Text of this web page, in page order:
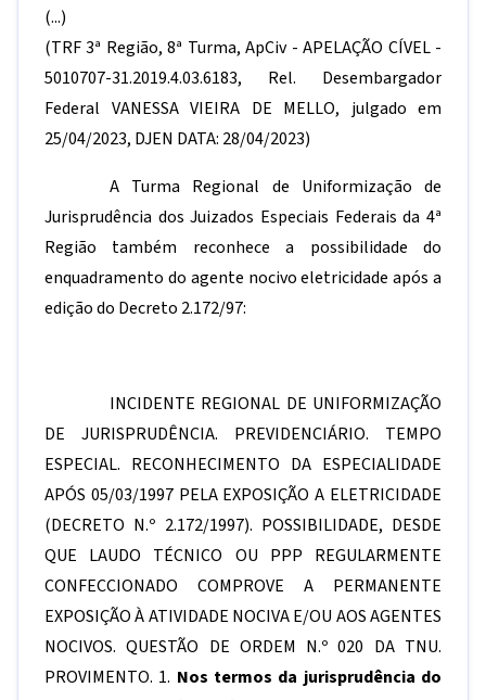
(...)
(TRF 3ª Região, 8ª Turma, ApCiv - APELAÇÃO CÍVEL -
5010707-31.2019.4.03.6183, Rel. Desembargador
Federal VANESSA VIEIRA DE MELLO, julgado em
25/04/2023, DJEN DATA: 28/04/2023)
A Turma Regional de Uniformização de
Jurisprudência dos Juizados Especiais Federais da 4ª
Região também reconhece a possibilidade do
enquadramento do agente nocivo eletricidade após a
edição do Decreto 2.172/97:
INCIDENTE REGIONAL DE UNIFORMIZAÇÃO
DE JURISPRUDÊNCIA. PREVIDENCIÁRIO. TEMPO
ESPECIAL. RECONHECIMENTO DA ESPECIALIDADE
APÓS 05/03/1997 PELA EXPOSIÇÃO A ELETRICIDADE
(DECRETO N.º 2.172/1997). POSSIBILIDADE, DESDE
QUE LAUDO TÉCNICO OU PPP REGULARMENTE
CONFECCIONADO COMPROVE A PERMANENTE
EXPOSIÇÃO À ATIVIDADE NOCIVA E/OU AOS AGENTES
NOCIVOS. QUESTÃO DE ORDEM N.º 020 DA TNU.
PROVIMENTO. 1. Nos termos da jurisprudência do